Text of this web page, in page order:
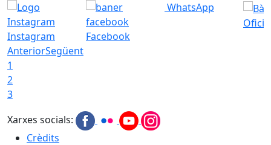
Instagram Facebook
WhatsApp
AnteriorSegüent
1
2
3
Xarxes socials:
Crèdits